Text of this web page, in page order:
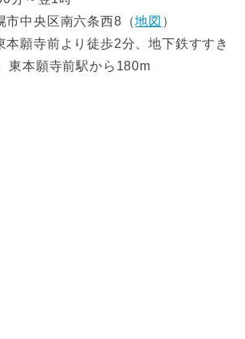
市中央区南六条西8（地図 ）
本願寺前より徒歩2分、地下鉄すすき
東本願寺前駅から180m